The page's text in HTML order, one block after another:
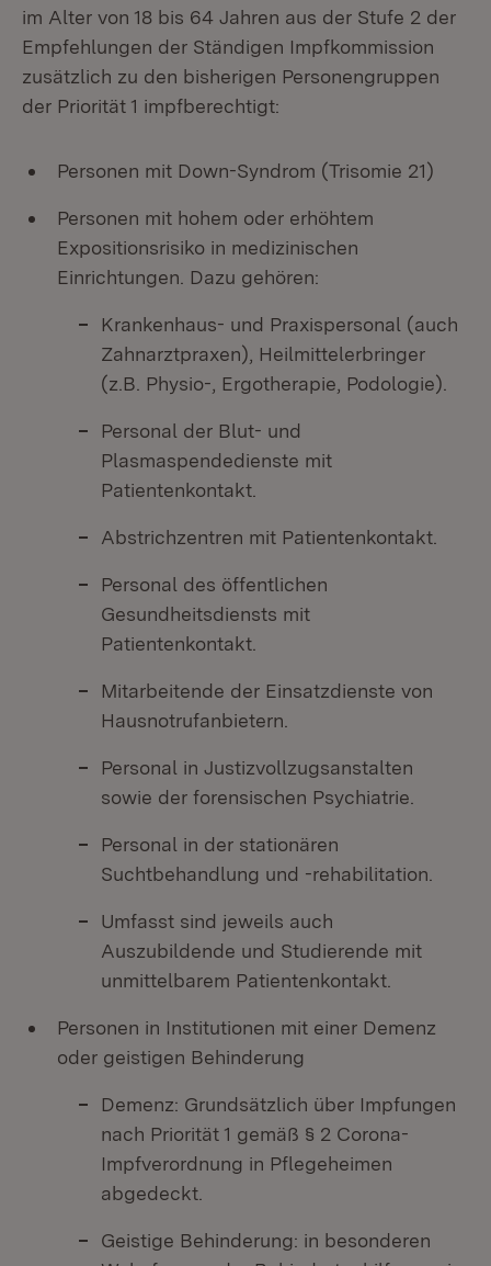
im Alter von 18 bis 64 Jahren aus der Stufe 2 der
Empfehlungen der Ständigen Impfkommission
zusätzlich zu den bisherigen Personengruppen
der Priorität 1 impfberechtigt:
Personen mit Down-Syndrom (Trisomie 21)
Personen mit hohem oder erhöhtem
Expositionsrisiko in medizinischen
Einrichtungen. Dazu gehören:
Krankenhaus- und Praxispersonal (auch
Zahnarztpraxen), Heilmittelerbringer
(z.B. Physio-, Ergotherapie, Podologie).
Personal der Blut- und
Plasmaspendedienste mit
Patientenkontakt.
Abstrichzentren mit Patientenkontakt.
Personal des öffentlichen
Gesundheitsdiensts mit
Patientenkontakt.
Mitarbeitende der Einsatzdienste von
Hausnotrufanbietern.
Personal in Justizvollzugsanstalten
sowie der forensischen Psychiatrie.
Personal in der stationären
Suchtbehandlung und -rehabilitation.
Umfasst sind jeweils auch
Auszubildende und Studierende mit
unmittelbarem Patientenkontakt.
Personen in Institutionen mit einer Demenz
oder geistigen Behinderung
Demenz: Grundsätzlich über Impfungen
nach Priorität 1 gemäß § 2 Corona-
Impfverordnung in Pflegeheimen
abgedeckt.
Geistige Behinderung: in besonderen